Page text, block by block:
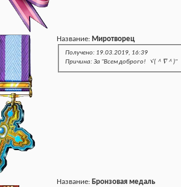
Название: Миротворец
Получено: 19.03.2019, 16:39
Причина: За "Всем доброго! ヾ(＾∇＾)"
Название: Бронзовая медаль